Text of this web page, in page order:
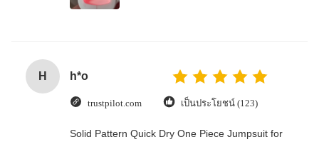
H h*o
trustpilot.com เป็นประโยชน์ (123)
Solid Pattern Quick Dry One Piece Jumpsuit for